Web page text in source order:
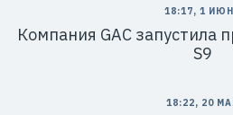
18:17, 1
Компания GAC запустила
S9
18:22, 20